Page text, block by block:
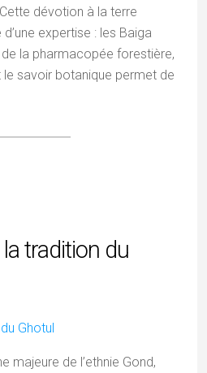
dévotion à la terre
expertise : les Baiga
la pharmacopée forestière,
savoir botanique permet de
tradition du
majeure de l’ethnie Gond,